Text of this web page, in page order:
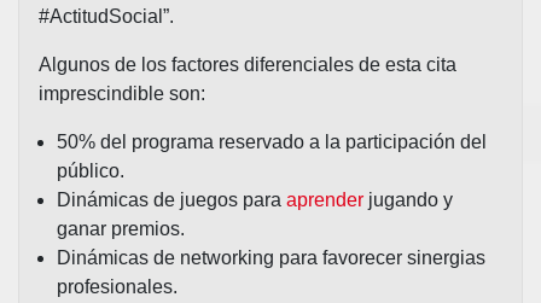
#ActitudSocial”.
Algunos de los factores diferenciales de esta cita
imprescindible son:
50% del programa reservado a la participación del
público.
Dinámicas de juegos para aprender jugando y
ganar premios.
Dinámicas de networking para favorecer sinergias
profesionales.